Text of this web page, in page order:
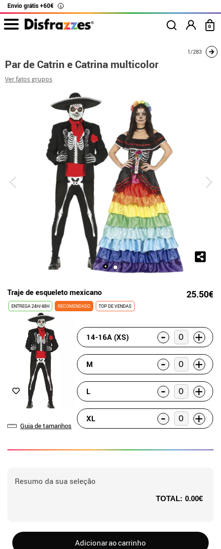
Envio grátis +60€ i
0
Par de Catrin e Catrina multicolor
1/283
Par de Catrin e Catrina multicolor
Ver fatos grupos
Traje de esqueleto mexicano 25.50€
ENTREGA 24H/48H RECOMENDADO TOP DE VENDAS
Guia de tamanhos
14-16A (XS) - +
M - +
L - +
XL - +
Resumo da sua seleção
TOTAL: 0.00€
Adicionar ao carrinho